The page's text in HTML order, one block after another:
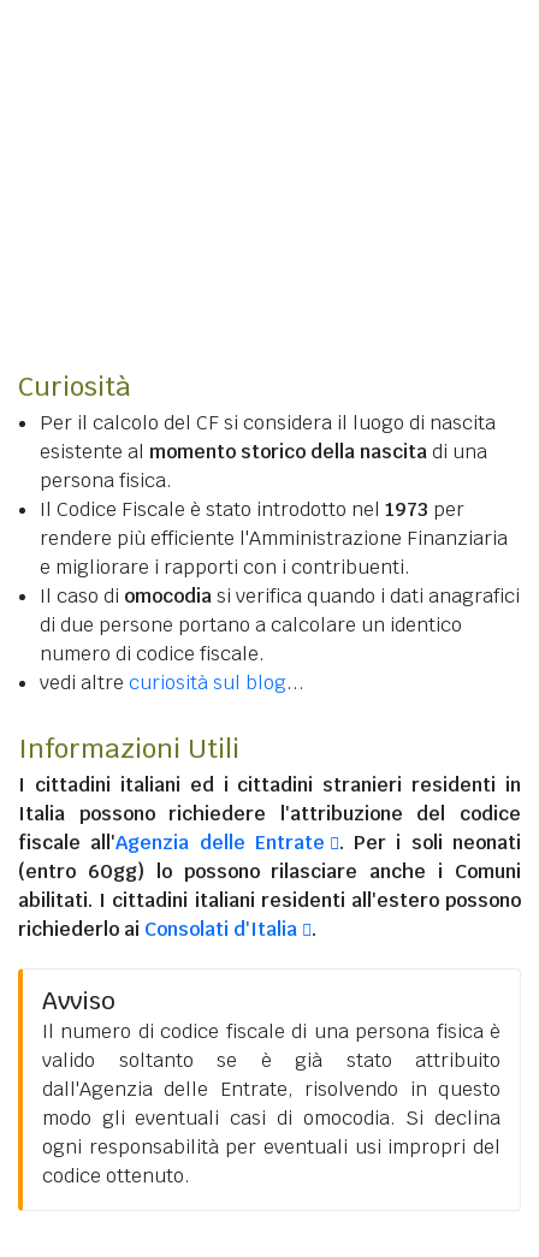
Curiosità
Per il calcolo del CF si considera il luogo di nascita
esistente al momento storico della nascitadi una
persona fisica.
Il Codice Fiscale è stato introdotto nel 1973 per
rendere più efficiente l'Amministrazione Finanziaria
e migliorare i rapporti con i contribuenti.
Il caso di omocodiasi verifica quando i dati anagrafici
di due persone portano a calcolare un identico
numero di codice fiscale.
vedi altre curiosità sul blog...
Informazioni Utili
I cittadini italiani ed i cittadini stranieri residenti in
Italia possono richiedere l'attribuzione del codice
fiscale all'Agenzia delle Entrate
. Per i soli neonati
(entro 60gg) lo possono rilasciare anche i Comuni
abilitati. I cittadini italiani residenti all'esteropossono
richiederlo ai Consolati d'Italia .
Avviso
Il numero di codice fiscale di una persona fisica è
valido soltanto se è già stato attribuito
dall'Agenzia delle Entrate, risolvendo in questo
modo gli eventuali casi di omocodia. Si declina
ogni responsabilità per eventuali usi impropri del
codice ottenuto.